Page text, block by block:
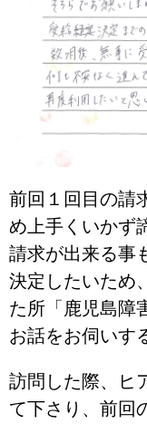
前回１回目の請
め上手くいかず
請求が出来る事
決定したいため
た所「鹿児島障
お話をお伺いす
訪問した際、ヒ
て下さり、前回